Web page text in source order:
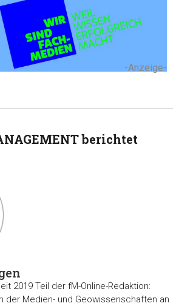
-Anzeige-
berichtet
2019 Teil der fM-Online-Redaktion:
der Medien- und Geowissenschaften an